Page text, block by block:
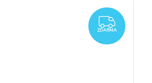
ZDARMA